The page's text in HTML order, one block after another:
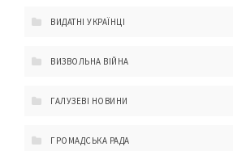
ВИДАТНІ УКРАЇНЦІ
ВИЗВОЛЬНА ВІЙНА
ГАЛУЗЕВІ НОВИНИ
ГРОМАДСЬКА РАДА